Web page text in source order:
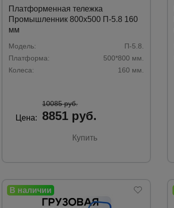
Платформенная тележка
Промышленник 800х500 П-5.8 160
мм
Модель:
П-5.8.
Платформа:
500*800 мм.
Колеса:
160 мм.
Цена:
10085 руб.
8851 руб.
Купить